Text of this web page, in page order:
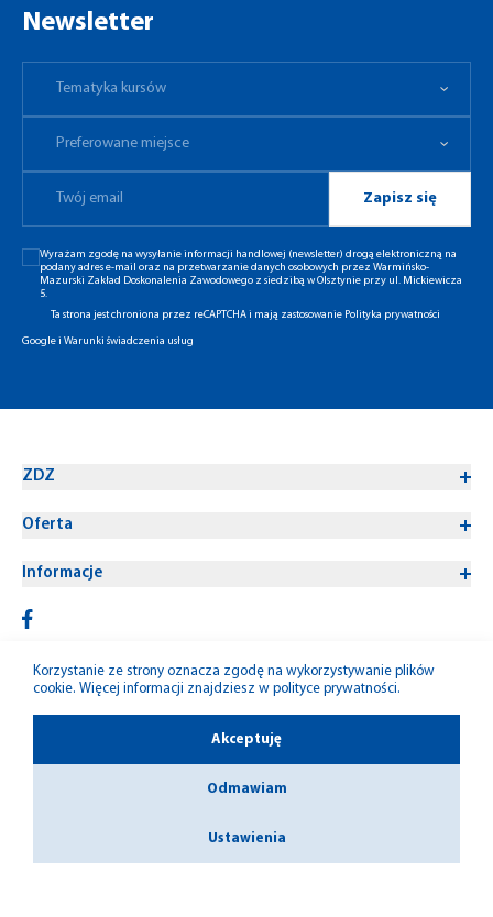
Korzystanie ze strony oznacza zgodę na wykorzystywanie plików
cookie. Więcej informacji znajdziesz w polityce prywatności.
Akceptuję
Odmawiam
Ustawienia
Newsletter
Tematyka kursów
Preferowane miejsce
Zapisz się
Wyrażam zgodę na wysyłanie informacji handlowej (newsletter) drogą elektroniczną na
podany adres e-mail oraz na przetwarzanie danych osobowych przez Warmińsko-
Mazurski Zakład Doskonalenia Zawodowego z siedzibą w Olsztynie przy ul. Mickiewicza
5.
Ta strona jest chroniona przez reCAPTCHA i mają zastosowanie Polityka prywatności
Googlei Warunki świadczenia usług
ZDZ
Oferta
Informacje